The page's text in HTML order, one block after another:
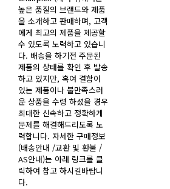
높은 품질의 브랜드와 제품
을 소개하고 판매하며, 고객
에게 최고의 제품을 제공할
수 있도록 노력하고 있습니
다. 배송을 하기전 주문된
제품의 상태를 확인 후 발송
하고 있지만, 혹여 결함이
있는 제품이나 불만족스러
운 상품을 수령 하셨을 경우
최대한 신속하고 정확하게
문제를 해결해드리도록 노
력합니다. 자세한 구매정보
(배송안내 /교환 및 환불 /
AS안내)는 아래 링크를 클
릭하여 참고 하시길바랍니
다.